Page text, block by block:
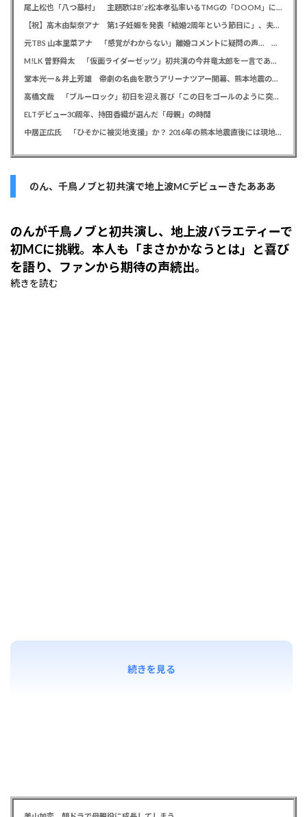
尾上松也「八つ墓村」 主題歌はB’z松本孝弘率いるTMGの「DOOM」に決定、メインビジュアル＆本予告編も解禁
【祝】高木由梨奈アナ 第1子妊娠を発表「結婚2周年という節目に」、夫は岸田タツヤ
元TBS 山本里菜アナ 「感覚がわからない」離婚コメントに疑問の声… シャンパンタワーの超豪華式も結婚生活は4年半で終止符
M!LK 曽野舜太 「仮面ライダーゼッツ」初共演の今井竜太郎を一言であらわすと「大きいゴールデンレトリバー
堂本光一＆井上芳雄 帝劇の名曲を歌うアリーナツアー開幕、熊本地震の募金箱も設置「ステージから元気を届けられる形になれば」
高橋文哉 「ブルーロック」初日を迎え喜び「この日をゴールのように突っ走ってきた」
ELTデビュー30周年、持田香織が選んだ「母親」の時間
中居正広氏 「ひそかに被災地支援」か？ 2016年の熊本地震直後には現地で炊き出し 親友・松本人志の闘病に心を痛め、頻繁に連絡も
のん、千鳥ノブと初共演で地上波MCデビューきたあああ
のんが千鳥ノブと初共演し、地上波バラエティーで
初MCに挑戦。本人も「まさかかなうとは」と喜び
を語り、ファンから期待の声続出。
続きを読む
続きを見る